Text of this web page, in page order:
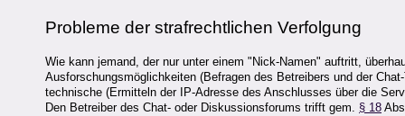
Probleme der strafrechtlichen Verfolgung
Wie kann jemand, der nur unter einem "Nick-Namen" auftritt,
Ausforschungsmöglichkeiten (Befragen des Betreibers und der
technische (Ermitteln der IP-Adresse des Anschlusses über die
Den Betreiber des Chat- oder Diskussionsforums trifft gem. § 18